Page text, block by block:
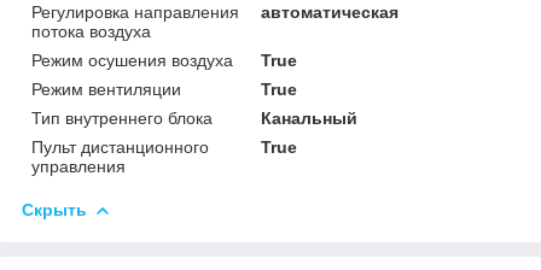
Регулировка направления
потока воздуха
автоматическая
Режим осушения воздуха
True
Режим вентиляции
True
Тип внутреннего блока
Канальный
Пульт дистанционного
управления
True
Скрыть